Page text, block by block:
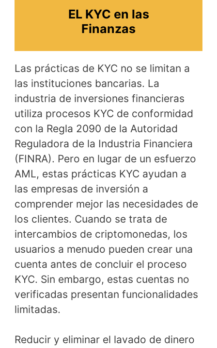
EL KYC en las
Finanzas
Las prácticas de KYC no se limitan a
las instituciones bancarias. La
industria de inversiones financieras
utiliza procesos KYC de conformidad
con la Regla 2090 de la Autoridad
Reguladora de la Industria Financiera
(FINRA). Pero en lugar de un esfuerzo
AML, estas prácticas KYC ayudan a
las empresas de inversión a
comprender mejor las necesidades de
los clientes. Cuando se trata de
intercambios de criptomonedas, los
usuarios a menudo pueden crear una
cuenta antes de concluir el proceso
KYC. Sin embargo, estas cuentas no
verificadas presentan funcionalidades
limitadas.
Reducir y eliminar el lavado de dinero